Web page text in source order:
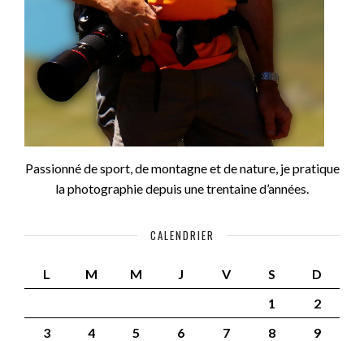
Passionné de sport, de montagne et de nature, je pratique
la photographie depuis une trentaine d’années.
CALENDRIER
L M M J V S
D
1
2
3
4 5 6 7 8
9